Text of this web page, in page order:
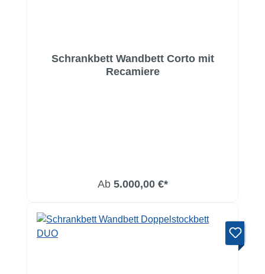
Schrankbett Wandbett Corto mit
Recamiere
Ab 5.000,00 €*